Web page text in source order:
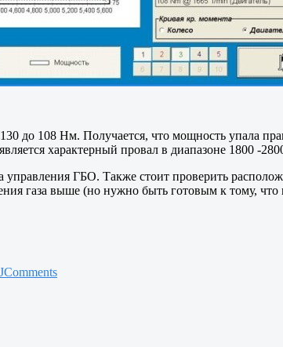
до 108 Нм. Получается, что мощность упала
характерный провал в диапазоне 1800 -
ГБО. Также стоит проверить
газа выше (но нужно быть готовым к тому, что
JComments